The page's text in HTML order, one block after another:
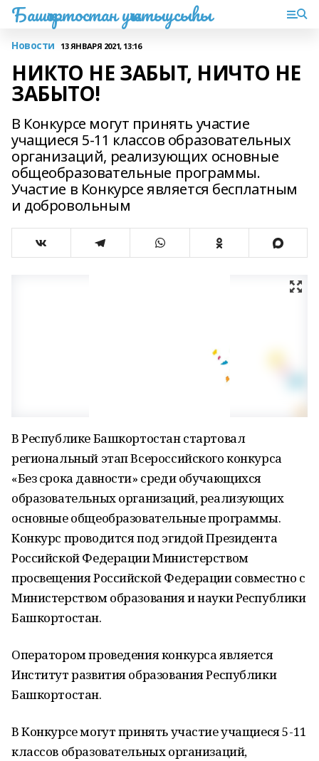
Башҡортостан уҡытыусыһы
Новости 13 ЯНВАРЯ 2021, 13:16
НИКТО НЕ ЗАБЫТ, НИЧТО НЕ
ЗАБЫТО!
В Конкурсе могут принять участие
учащиеся 5-11 классов образовательных
организаций, реализующих основные
общеобразовательные программы.
Участие в Конкурсе является бесплатным
и добровольным
В Республике Башкортостан стартовал
региональный этап Всероссийского конкурса
«Без срока давности» среди обучающихся
образовательных организаций, реализующих
основные общеобразовательные программы.
Конкурс проводится под эгидой Президента
Российской Федерации Министерством
просвещения Российской Федерации совместно с
Министерством образования и науки Республики
Башкортостан.
Оператором проведения конкурса является
Институт развития образования Республики
Башкортостан.
В Конкурсе могут принять участие учащиеся 5-11
классов образовательных организаций,